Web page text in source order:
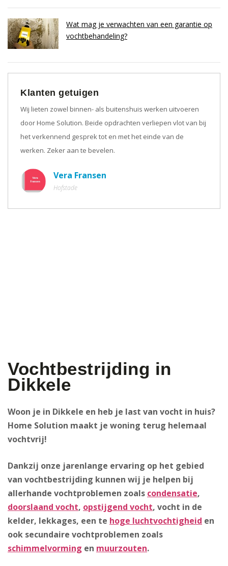
Wat mag je verwachten van een garantie op
vochtbehandeling?
Klanten getuigen
Wij lieten zowel binnen- als buitenshuis werken uitvoeren
door Home Solution. Beide opdrachten verliepen vlot van bij
het verkennend gesprek tot en met het einde van de
werken. Zeker aan te bevelen.
Vera Fransen
Hofstade
Vochtbestrijding in
Dikkele
Woon je in Dikkele en heb je last van vocht in huis?
Home Solution maakt je woning terug helemaal
vochtvrij!
Dankzij onze jarenlange ervaring op het gebied
van vochtbestrijding kunnen wij je helpen bij
allerhande vochtproblemen zoals condensatie,
doorslaand vocht, opstijgend vocht, vocht in de
kelder, lekkages, een te hoge luchtvochtigheid en
ook secundaire vochtproblemen zoals
schimmelvorming en muurzouten.